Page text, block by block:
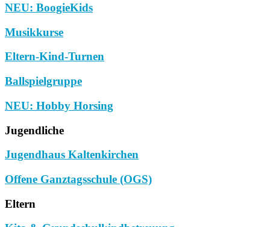
NEU: BoogieKids
Musikkurse
Eltern-Kind-Turnen
Ballspielgruppe
NEU: Hobby Horsing
Jugendliche
Jugendhaus Kaltenkirchen
Offene Ganztagsschule (OGS)
Eltern